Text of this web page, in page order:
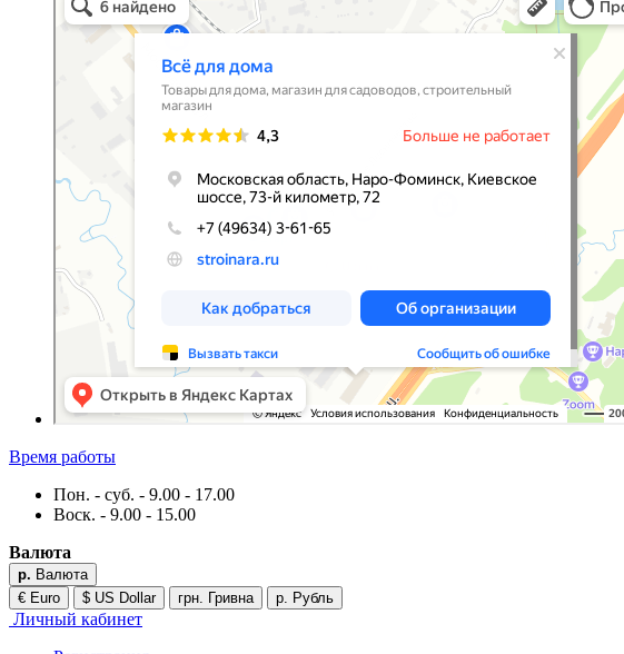
Время работы
Пон. - суб. - 9.00 - 17.00
Воск. - 9.00 - 15.00
Валюта
р. Валюта
€ Euro
$ US Dollar грн. Гривна р. Рубль
Личный кабинет